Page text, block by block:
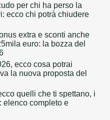
per chi ha perso la
ecco chi potrà chiudere
extra e sconti anche
euro: la bozza del
ecco cosa potrai
la nuova proposta del
quelli che ti spettano, i
elenco completo e